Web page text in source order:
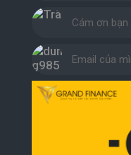
Cám ơn bạn
Email của